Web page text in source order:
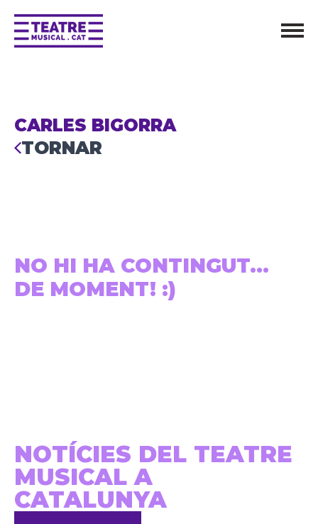
CARLES BIGORRA
TORNAR
NO HI HA CONTINGUT...
DE MOMENT! :)
NOTÍCIES DEL TEATRE
MUSICAL A
CATALUNYA